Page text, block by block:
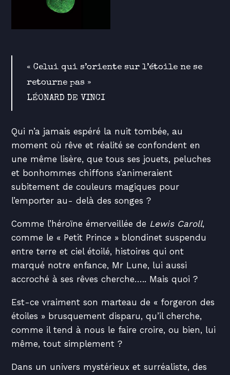
« Celui qui s’oriente sur l’étoile ne se
retourne pas »
LÉONARD DE VINCI
Qui n’a jamais espéré la nuit tombée, au
moment où rêve et réalité se confondent en
une même lisère, que tous ses jouets, peluches
et bonhommes chiffons s’animeraient
subitement de couleurs magiques pour
l’emporter au- delà des songes ?
Comme l’héroïne émerveillée de Lewis Caroll,
comme le « Petit Prince » blondinet suspendu
entre terre et ciel étoilé, histoires qui ont
marqué notre enfance, Mr Lune, lui aussi
accroché à ses rêves cherche….. Mais quoi ?
Est-ce vraiment son marteau de « forgeron des
étoiles » brusquement disparu, qu’il cherche,
comme il tend à nous le faire croire, ou bien, lui
même, tout simplement ?
Dans un univers mystérieux et surréaliste, des